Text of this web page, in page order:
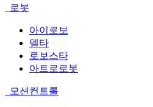
로봇
아이로보
델타
로보스타
아트로로봇
모션컨트롤